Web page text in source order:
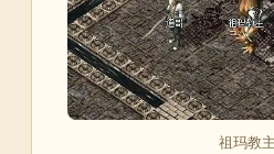
祖玛教主